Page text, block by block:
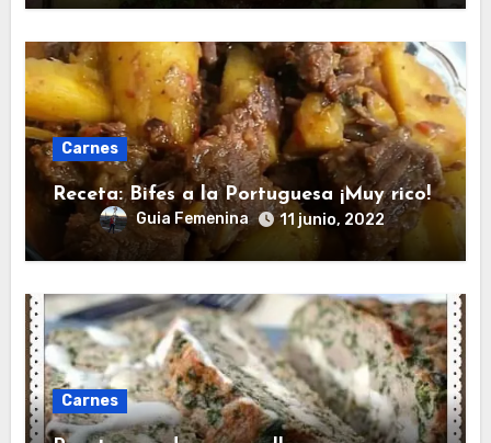
Carnes
Receta: Bifes a la Portuguesa ¡Muy rico!
Guia Femenina 11 junio, 2022
Carnes